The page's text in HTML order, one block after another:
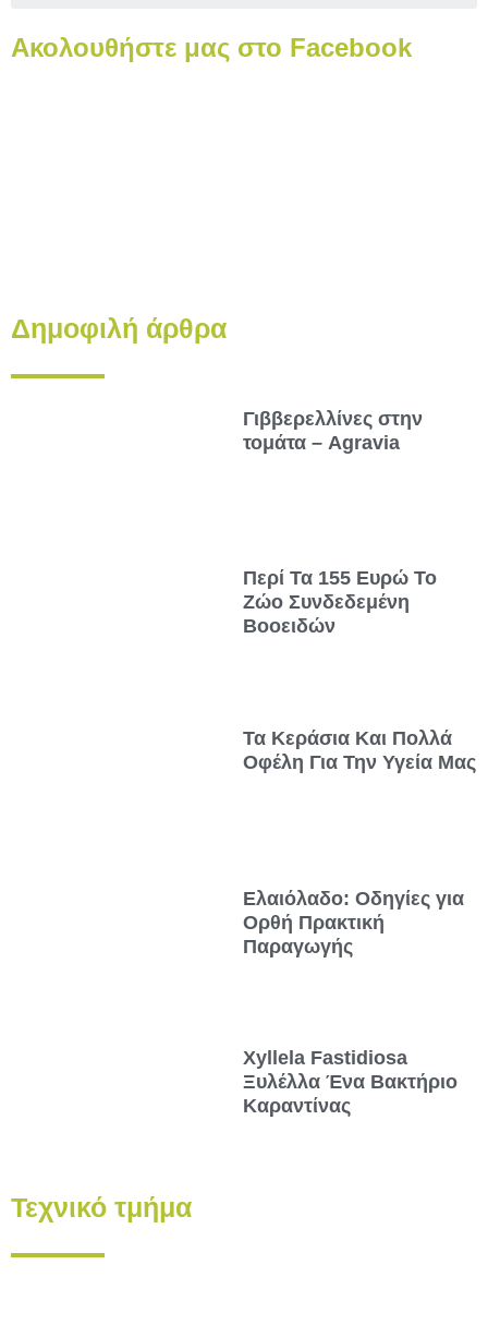
Ακολουθήστε μας στο Facebook
Δημοφιλή άρθρα
Γιββερελλίνες στην
τομάτα – Agravia
Περί Τα 155 Ευρώ Το
Ζώο Συνδεδεμένη
Βοοειδών
Τα Κεράσια Και Πολλά
Οφέλη Για Την Υγεία Μας
Ελαιόλαδο: Οδηγίες για
Ορθή Πρακτική
Παραγωγής
Xyllela Fastidiosa
Ξυλέλλα Ένα Βακτήριο
Καραντίνας
Τεχνικό τμήμα